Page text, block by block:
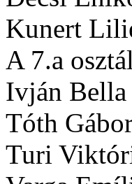
Kunert
A 7.a
Ivján Bella
Tóth
Turi